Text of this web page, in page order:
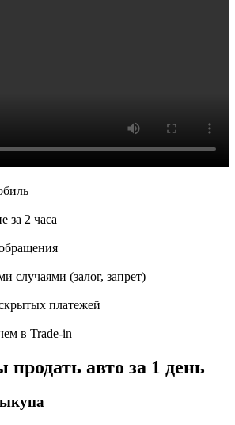
за 2 часа
случаями (залог, запрет)
платежей
в Trade‑in
продать авто за 1 день